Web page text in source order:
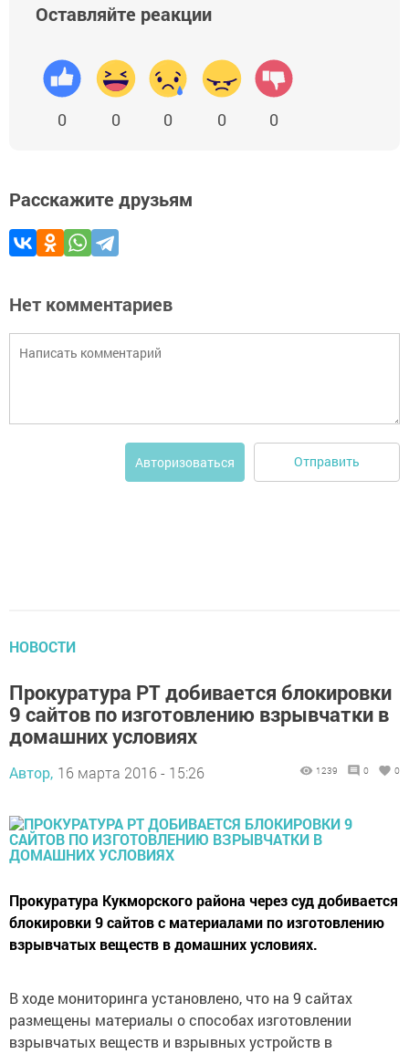
Оставляйте реакции
0 0 0 0 0
Расскажите друзьям
Нет комментариев
Авторизоваться Отправить
НОВОСТИ
Прокуратура РТ добивается блокировки
9 сайтов по изготовлению взрывчатки в
домашних условиях
Автор, 16 марта 2016 - 15:26 1239 0 0
Прокуратура Кукморского района через суд добивается
блокировки 9 сайтов с материалами по изготовлению
взрывчатых веществ в домашних условиях.
В ходе мониторинга установлено, что на 9 сайтах
размещены материалы о способах изготовлении
взрывчатых веществ и взрывных устройств в